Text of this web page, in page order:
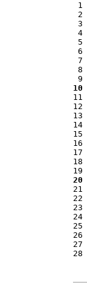
1
2
3
4
5
6
7
8
9
10
11
12
13
14
15
16
17
18
19
20
21
22
23
24
25
26
27
28